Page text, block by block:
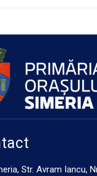
Str. Avram Iancu,